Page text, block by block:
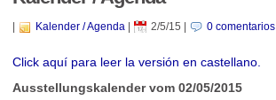
Kalender / Agenda| 2/5/15 0 comentarios
Click aquí­ para leer la versión en castellano.
Ausstellungskalender vom 02/05/2015